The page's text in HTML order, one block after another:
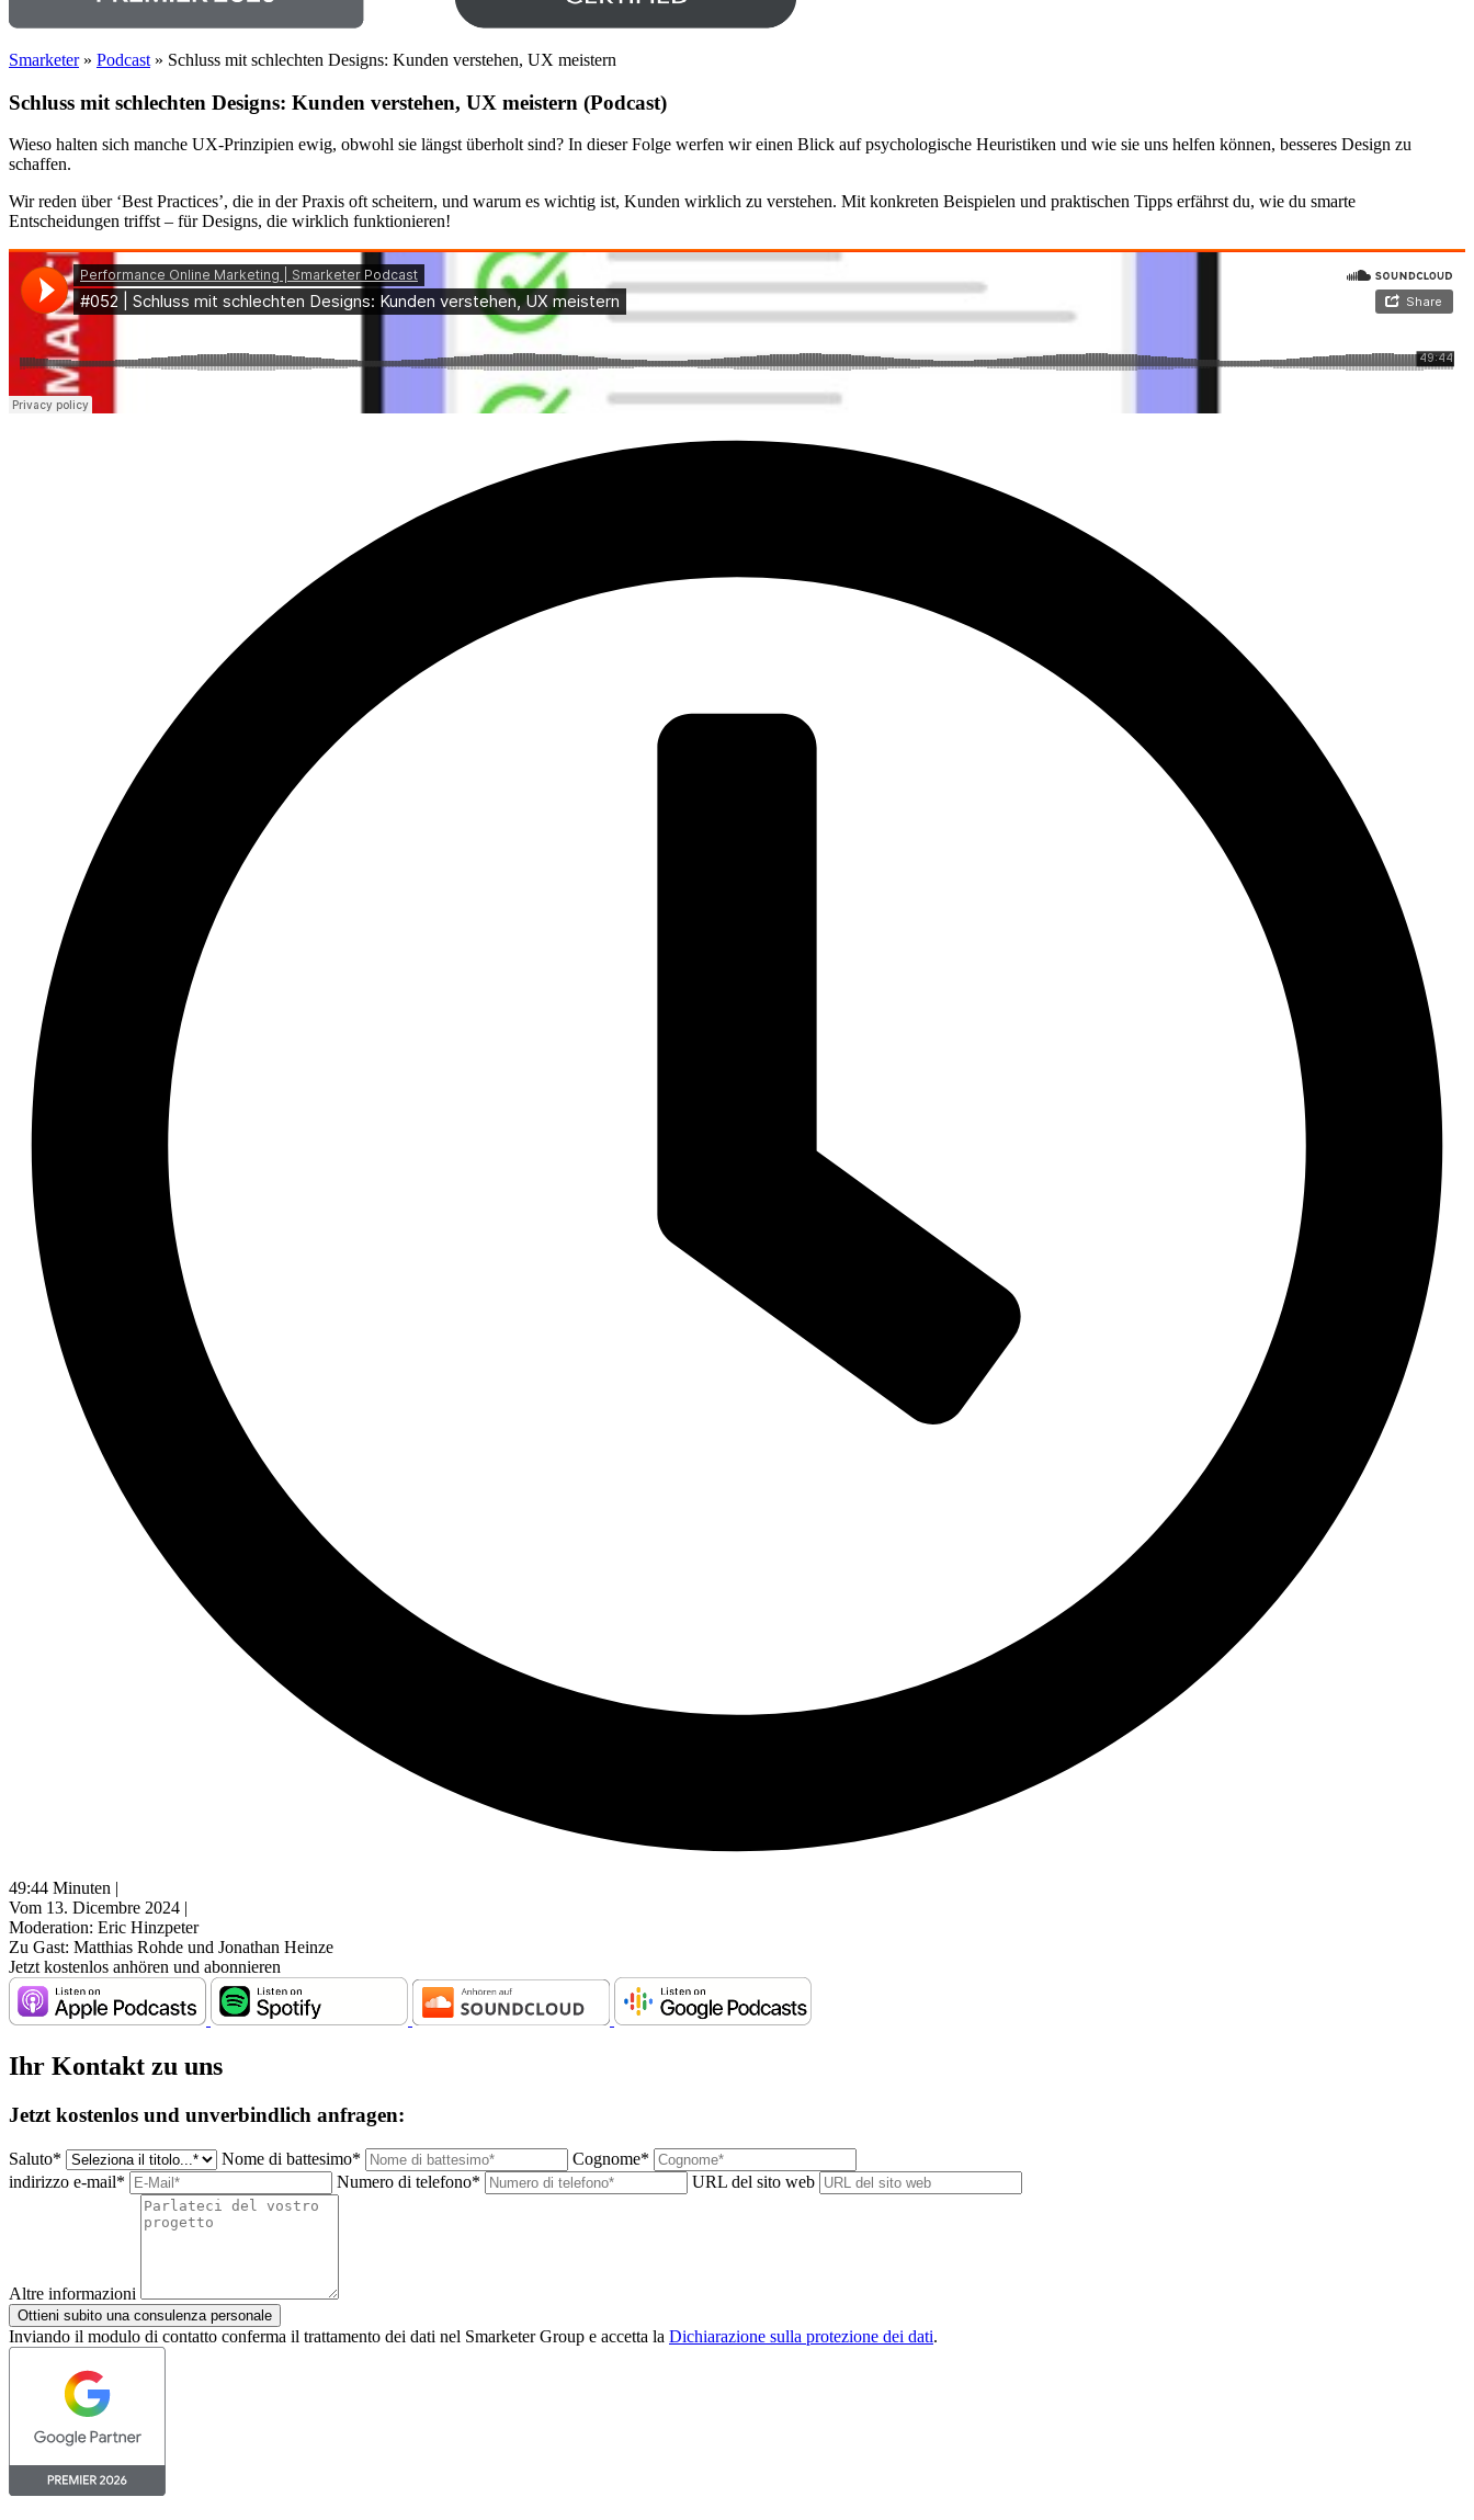
Smarketer» Podcast » Schluss mit schlechten Designs: Kunden verstehen, UX meistern
Schluss mit schlechten Designs: Kunden verstehen, UX meistern (Podcast)
Wieso halten sich manche UX-Prinzipien ewig, obwohl sie längst überholt sind? In dieser Folge werfen wir einen Blick auf psychologische Heuristiken und wie sie uns helfen können, besseres Design zu
schaffen.
Wir reden über ‘Best Practices’, die in der Praxis oft scheitern, und warum es wichtig ist, Kunden wirklich zu verstehen. Mit konkreten Beispielen und praktischen Tipps erfährst du, wie du smarte
Entscheidungen triffst – für Designs, die wirklich funktionieren!
49:44 Minuten |
Vom 13. Dicembre 2024 |
Moderation: Eric Hinzpeter
Zu Gast: Matthias Rohde und Jonathan Heinze
Jetzt kostenlos anhören und abonnieren
Ihr Kontakt zu uns
Jetzt kostenlos und unverbindlich anfragen:
Saluto* Nome di battesimo*
Cognome*
indirizzo e-mail*
Numero di telefono* URL del sito web
Altre informazioni
Ottieni subito una consulenza personale
Inviando il modulo di contatto conferma il trattamento dei dati nel Smarketer Group e accetta la Dichiarazione sulla protezione dei dati.